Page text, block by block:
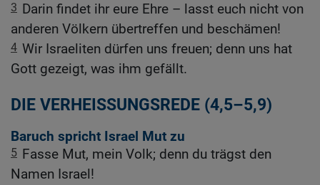
3 Darin findet ihr eure Ehre – lasst euch nicht von
anderen Völkern übertreffen und beschämen!
4 Wir Israeliten dürfen uns freuen; denn uns hat
Gott gezeigt, was ihm gefällt.
DIE VERHEISSUNGSREDE (4,5–5,9)
Baruch spricht Israel Mut zu
5 Fasse Mut, mein Volk; denn du trägst den
Namen Israel!